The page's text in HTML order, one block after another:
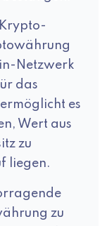
Netzwerk
das
es
Wert aus
zu
liegen.
zu